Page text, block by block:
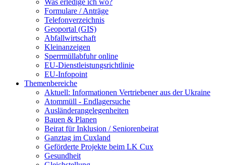
Was erledige ich wo?
Formulare / Anträge
Telefonverzeichnis
Geoportal (GIS)
Abfallwirtschaft
Kleinanzeigen
Sperrmüllabfuhr online
EU-Dienstleistungsrichtlinie
EU-Infopoint
Themenbereiche
Aktuell: Informationen Vertriebener aus der Ukraine
Atommüll - Endlagersuche
Ausländerangelegenheiten
Bauen & Planen
Beirat für Inklusion / Seniorenbeirat
Ganztag im Cuxland
Geförderte Projekte beim LK Cux
Gesundheit